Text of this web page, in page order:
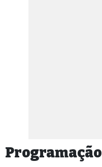
Programação